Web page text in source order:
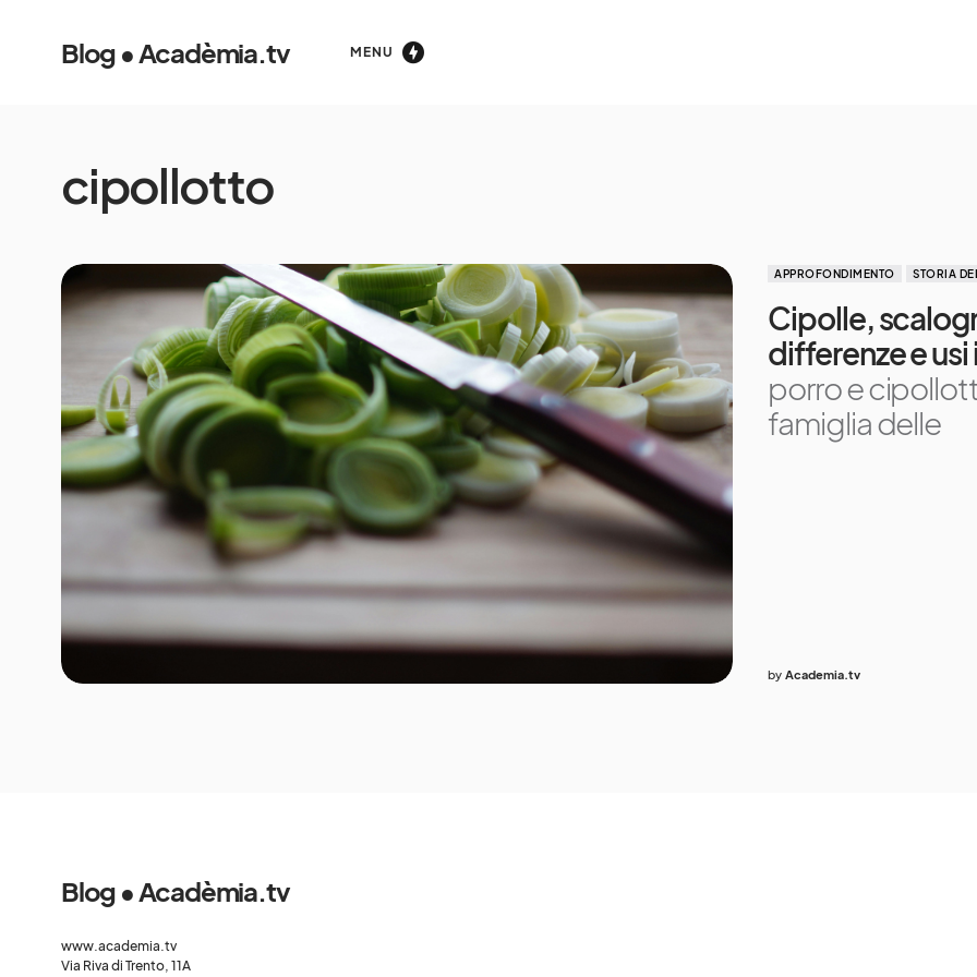
Blog • Acadèmia.tv MENU
cipollotto
APPROFONDIMENTO STORIA
Cipolle,
differenze e usi
porro e
famiglia delle
by Academia.tv
Blog • Acadèmia.tv
www.academia.tv
Via Riva di Trento, 11A